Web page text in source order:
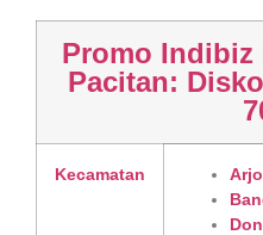
Promo Indibiz
Pacitan:
Kecamatan